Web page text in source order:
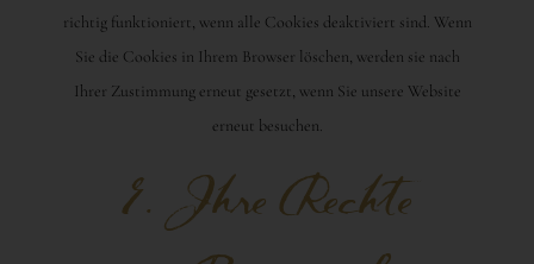
richtig funktioniert, wenn alle Cookies deaktiviert sind. Wenn
Sie die Cookies in Ihrem Browser löschen, werden sie nach
Ihrer Zustimmung erneut gesetzt, wenn Sie unsere Website
erneut besuchen.
9. Ihre Rechte